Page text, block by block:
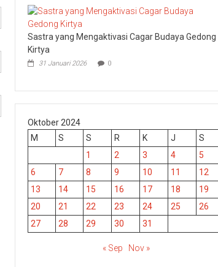
Sastra yang Mengaktivasi Cagar Budaya Gedong
Kirtya
31 Januari 2026 0
Oktober 2024
M
S S R K J
S
1
2 3 4
5
6
7 8 9 10 11
12
13
14 15 16 17 18
19
20
21 22 23 24 25
26
27
28 29 30 31
« Sep Nov »